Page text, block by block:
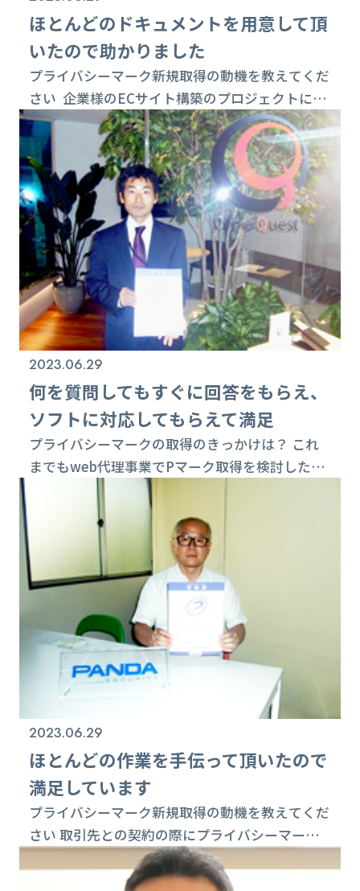
ほとんどのドキュメントを用意して頂
いたので助かりました
プライバシーマーク新規取得の動機を教えてくだ
さい 企業様のECサイト構築のプロジェクトにお
いては、少なからず個人情報に接する機会もあり
ます。今後を考えた時にプライバシーマークの必
要性を感じたので取得に踏み切りました。取引先
様から特に具体的な要望は出てこないですが、取
得の有無を意識されている取引先様もあったのは
事実であり、きっかけにもなりました。 取得作
業中に苦労された点は？ 個人情報の特定が少し...
2023.06.29
何を質問してもすぐに回答をもらえ、
ソフトに対応してもらえて満足
プライバシーマークの取得のきっかけは？ これ
までもweb代理事業でPマーク取得を検討したこ
とはありましたが、多数の個人情報を取り扱う
NHK収納代行事業を開始したことをきっかけ
に、取得をすることにしました。 どのような個
人情報を取り扱っていますか？ NHKの収納代行
業務で数万件の個人情報を取り扱っています。こ
れからも事業を拡大していくため、今後も増えて
いく見込みです。 取得作業中に苦労された点は？
...
2023.06.29
ほとんどの作業を手伝って頂いたので
満足しています
プライバシーマーク新規取得の動機を教えてくだ
さい 取引先との契約の際にプライバシーマーク
の取得を確認されるケースが多くなってきてお
り、セキュリティ商品を扱っているので取得する